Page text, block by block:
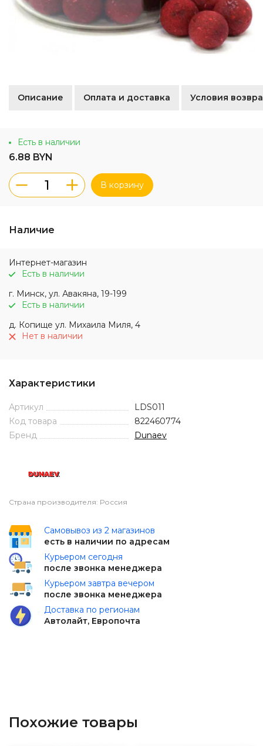
Описание Оплата и доставка Условия
Есть в наличии
6.88 BYN
В корзину
Наличие
Интернет-магазин
Есть в наличии
г. Минск, ул. Авакяна, 19-199
Есть в наличии
д. Копище ул. Михаила Миля, 4
Нет в наличии
Характеристики
Артикул
LDS011
Код товара
822460774
Бренд
Dunaev
Страна производителя: Россия
Самовывоз из 2 магазинов
есть в наличии по адресам
Курьером сегодня
после звонка менеджера
Курьером завтра вечером
после звонка менеджера
Доставка по регионам
Автолайт, Европочта
Похожие товары